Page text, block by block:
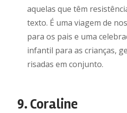
aquelas que têm
texto. É uma viagem de
para os pais e uma
infantil para as crianças,
risadas em conjunto.
9. Coraline